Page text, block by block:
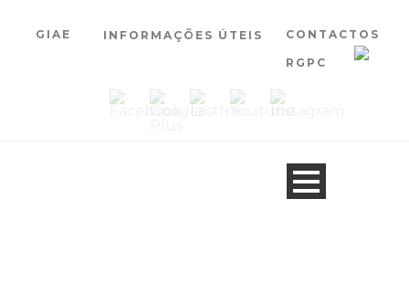
GIAE INFORMAÇÕES ÚTEIS CONTACTOS
RGPC